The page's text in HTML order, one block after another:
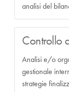
analisi del
Controllo
Analisi e/o
gestionale
strategie